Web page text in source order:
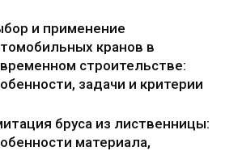
и применение
кранов в
строительстве:
задачи и критерии
бруса из лиственницы:
материала,